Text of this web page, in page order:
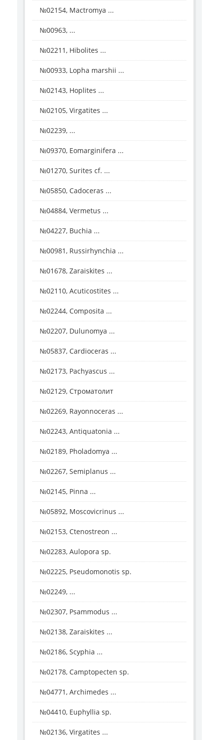
№02154, Mactromya ...
№00963, ...
№02211, Hibolites ...
№00933, Lopha marshii ...
№02143, Hoplites ...
№02105, Virgatites ...
№02239, ...
№09370, Eomarginifera ...
№01270, Surites cf. ...
№05850, Cadoceras ...
№04884, Vermetus ...
№04227, Buchia ...
№00981, Russirhynchia ...
№01678, Zaraiskites ...
№02110, Acuticostites ...
№02244, Composita ...
№02207, Dulunomya ...
№05837, Cardioceras ...
№02173, Pachyascus ...
№02129, Строматолит
№02269, Rayonnoceras ...
№02243, Antiquatonia ...
№02189, Pholadomya ...
№02267, Semiplanus ...
№02145, Pinna ...
№05892, Moscovicrinus ...
№02153, Ctenostreon ...
№02283, Aulopora sp.
№02225, Pseudomonotis sp.
№02249, ...
№02307, Psammodus ...
№02138, Zaraiskites ...
№02186, Scyphia ...
№02178, Camptopecten sp.
№04771, Archimedes ...
№04410, Euphyllia sp.
№02136, Virgatites ...